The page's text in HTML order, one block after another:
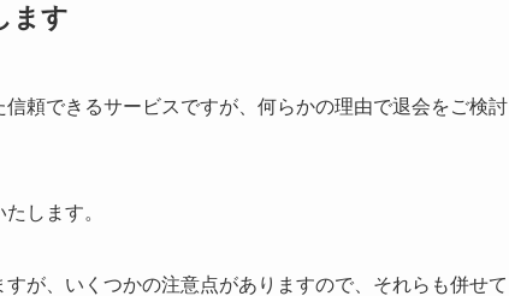
ます
頼できるサービスですが、何らかの理由で退会をご検討
します。
が、いくつかの注意点がありますので、それらも併せて